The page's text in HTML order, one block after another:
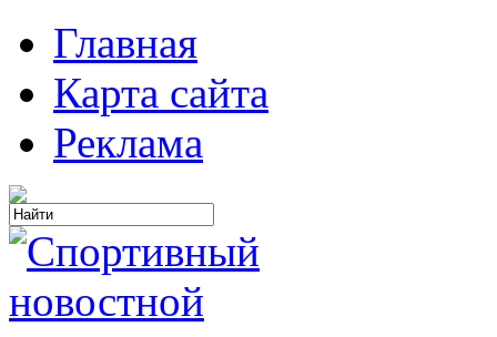
Главная
Карта сайта
Реклама